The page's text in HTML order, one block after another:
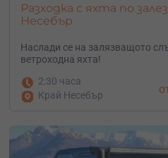
Разходка с яхта по
Несебър
Наслади се на залязващото
ветроходна яхта!
2:30 часа
Край Несебър